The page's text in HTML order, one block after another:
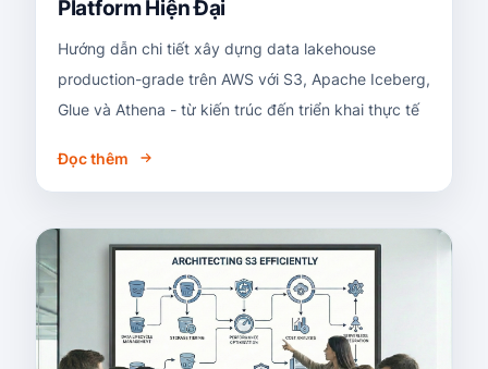
Platform Hiện Đại
Hướng dẫn chi tiết xây dựng data lakehouse
production-grade trên AWS với S3, Apache Iceberg,
Glue và Athena - từ kiến trúc đến triển khai thực tế
Đọc thêm